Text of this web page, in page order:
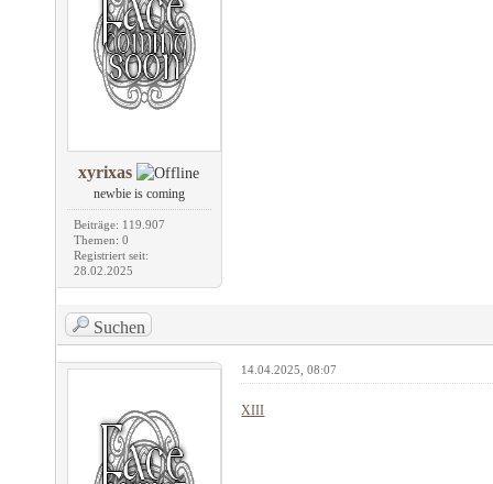
xyrixas
newbie is coming
Beiträge: 119.907
Themen: 0
Registriert seit:
28.02.2025
Suchen
14.04.2025, 08:07
XIII